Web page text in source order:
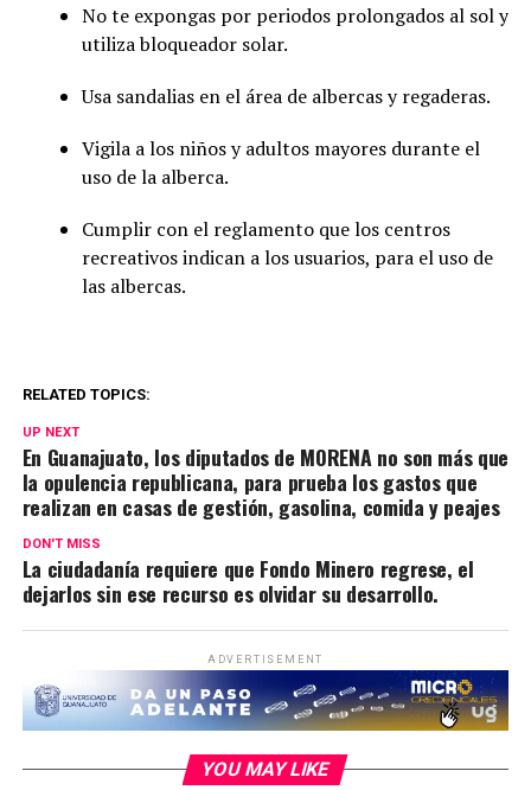
No te expongas por periodos prolongados al sol y
utiliza bloqueador solar.
Usa sandalias en el área de albercas y regaderas.
Vigila a los niños y adultos mayores durante el
uso de la alberca.
Cumplir con el reglamento que los centros
recreativos indican a los usuarios, para el uso de
las albercas.
RELATED TOPICS:
UP NEXT
En Guanajuato, los diputados de MORENA no son más que
la opulencia republicana, para prueba los gastos que
realizan en casas de gestión, gasolina, comida y peajes
DON'T MISS
La ciudadanía requiere que Fondo Minero regrese, el
dejarlos sin ese recurso es olvidar su desarrollo.
ADVERTISEMENT
YOU MAY LIKE